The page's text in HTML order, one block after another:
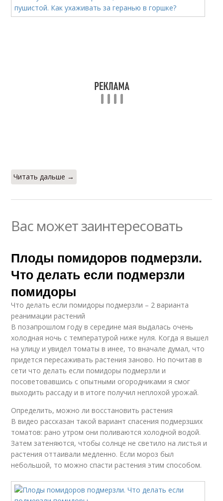
Читать дальше →
Вас может заинтересовать
Плоды помидоров подмерзли.
Что делать если подмерзли
помидоры
Что делать если помидоры подмерзли – 2 варианта
реанимации растений
В позапрошлом году в середине мая выдалась очень
холодная ночь с температурой ниже нуля. Когда я вышел
на улицу и увидел томаты в инее, то вначале думал, что
придется пересаживать растения заново. Но почитав в
сети что делать если помидоры подмерзли и
посоветовавшись с опытными огородниками я смог
выходить рассаду и в итоге получил неплохой урожай.
Определить, можно ли восстановить растения
В видео рассказан такой вариант спасения подмерзших
томатов: рано утром они поливаются холодной водой.
Затем затеняются, чтобы солнце не светило на листья и
растения оттаивали медленно. Если мороз был
небольшой, то можно спасти растения этим способом.